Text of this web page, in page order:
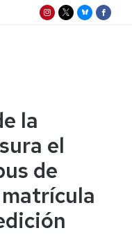
la
el
de